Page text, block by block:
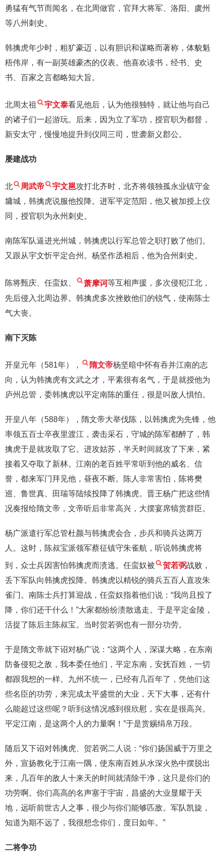
勇猛有气节而闻名，在北周做官，官拜大将军、洛阳、虞州
等八州刺史。
韩擒虎年少时，粗犷豪迈，以有胆识和谋略而著称，体貌魁
梧伟岸，有一副英雄豪杰的仪表。他喜欢读书，经书、史
书、百家之言都略知大旨。
北周太祖 宇文泰看见他后，认为他很独特，就让他与自己
的诸子们一起游玩。后来，因为立了军功，授官职为都督，
新安太守，慢慢地提升到仪同三司，世袭新义郡公。
屡建战功
北 周武帝 宇文邕攻打北齐时，北齐将领独孤永业镇守金
墉城，韩擒虎说服他投降。进军平定范阳，他又被加授上仪
同，授官职为永州刺史。
南陈军队逼进光州城，韩擒虎以行军总管之职打败了他们。
又跟从宇文忻平定合州。杨坚作丞相后，他为合州刺史。
陈将甄庆、任蛮奴、 萧摩诃等互相声援，多次侵犯江北，
先后侵入北周边界。韩擒虎多次挫败他们的锐气，使南陈士
气大丧。
南下灭陈
开皇元年（581年）， 隋文帝杨坚暗中怀有吞并江南的志
向，认为韩擒虎有文武之才，平素很有名气，于是就授他为
庐州总管，委韩擒虎以平定南陈的重任，很是叫敌人惧怕。
开皇八年（588年），隋文帝大举伐陈，以韩擒虎为先锋，他
率领五百士卒夜里渡江，袭击采石，守城的陈军都醉了，韩
擒虎于是就攻取了它。进攻姑苏，半天时间就攻了下来，紧
接着又夺取了新林。江南的老百姓平常听到他的威名、信
誉，都来军门拜见他，昼夜不断。陈人非常害怕，陈将樊
巡、鲁世真、田瑞等陆续投降了韩擒虎。晋王杨广把这些情
况奏报给隋文帝，文帝听后非常高兴，大摆宴席犒赏群臣。
杨广派遣行军总管杜颜与韩擒虎会合，步兵和骑兵达两万
人。这时，陈叔宝派领军蔡征镇守朱雀航，听说韩擒虎将
到，众士兵因害怕韩擒虎而溃逃。任蛮奴被 贺若弼战败，
丢下军队向韩擒虎投降。韩擒虎以精锐的骑兵五百人直攻朱
雀门。南陈士兵打算迎战，任蛮奴指着他们说：“我尚且投了
降，你们还干什么！”大家都纷纷溃散逃走。于是平定金陵，
活捉了陈后主陈叔宝。当时贺若弼也有一部分功劳。
于是隋文帝就下诏对杨广说：“这两个人，深谋大略，在东南
防备侵犯之敌，我本委任他们，平定东南，安抚百姓，一切
都跟我想的一样。九州不统一，已经有几百年了，凭他们这
些名臣的功劳，来完成太平盛世的大业，天下大事，还有什
么能超过这些呢？听到这情况感到很欣慰，实在是很高兴。
平定江南，是这两个人的力量啊！”于是赏赐绢帛万段。
随后又下诏对韩擒虎、贺若弼二人说：“你们扬国威于万里之
外，宣扬教化于江南一隅，使东南百姓从水深火热中摆脱出
来，几百年的敌人十来天的时间就清除干净，这只是你们的
功劳啊。你们高高的名声塞于宇宙，昌盛的大业显耀于天
地，远听前世古人之事，很少与你们能够匹敌。军队凯旋，
知道为期不远了，我很想念你们，度日如年。”
二将争功